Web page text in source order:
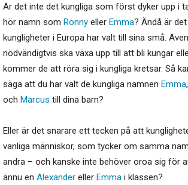
Är det inte det kungliga som först dyker upp i
hör namn som Ronny eller Emma? Ändå är
kungligheter i Europa har valt till sina små.
nödvändigtvis ska växa upp till att bli kungar
kommer de att röra sig i kungliga kretsar. Så
säga att du har valt de kungliga namnen Emma,
och Marcus till dina barn?
Eller är det snarare ett tecken på att
vanliga människor, som tycker om samma
andra – och kanske inte behöver oroa sig för
ännu en Alexander eller Emma i klassen?